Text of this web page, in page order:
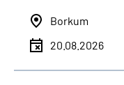
Borkum
20.08.2026